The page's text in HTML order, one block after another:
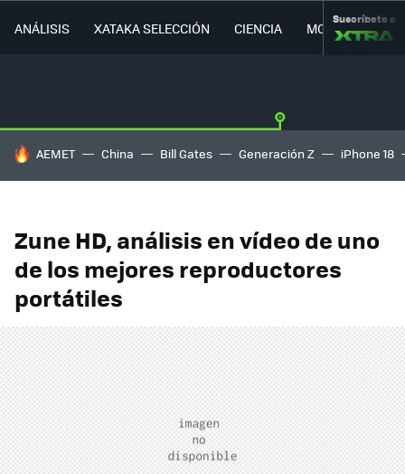
ANÁLISIS XATAKA SELECCIÓN CIENCIA MOVILIDAD
Suscríbete a
HOY SE HABLA DE
AEMET China Bill Gates Generación Z iPhone 18
Zune HD, análisis en vídeo de uno
de los mejores reproductores
portátiles